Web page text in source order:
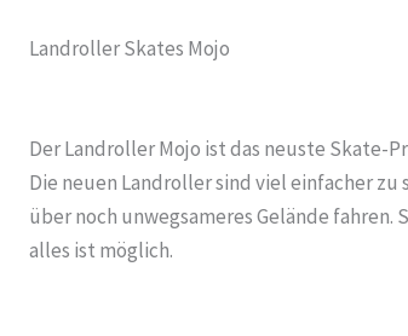
Landroller Skates Mojo
Der Landroller Mojo ist das neuste Skate-
Die neuen Landroller sind viel einfacher
über noch unwegsameres Gelände
alles ist möglich.